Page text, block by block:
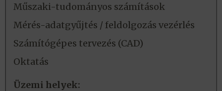
Műszaki-tudományos számítások
Mérés-adatgyűjtés / feldolgozás vezérlés
Számítógépes tervezés (CAD)
Oktatás
Üzemi helyek: